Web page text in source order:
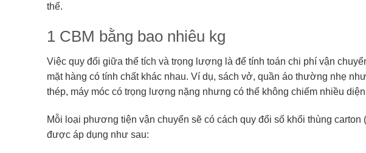
thể.
1 CBM bằng bao nhiêu kg
Việc quy đổi giữa thể tích và trọng lượng là để tính toán chi phí vận
mặt hàng có tính chất khác nhau. Ví dụ, sách vở, quần áo thường nhẹ
thép, máy móc có trọng lượng nặng nhưng có thể không chiếm nhiều
Mỗi loại phương tiện vận chuyển sẽ có cách quy đổi số khối thùng
được áp dụng như sau: